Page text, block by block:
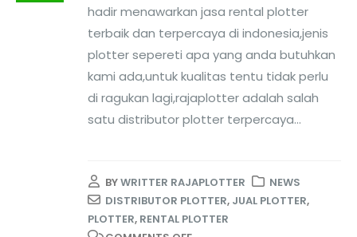
hadir menawarkan jasa rental plotter
terbaik dan terpercaya di indonesia,jenis
plotter sepereti apa yang anda butuhkan
kami ada,untuk kualitas tentu tidak perlu
di ragukan lagi,rajaplotter adalah salah
satu distributor plotter terpercaya...
BYWRITTER RAJAPLOTTER
NEWS
DISTRIBUTOR PLOTTER, JUAL PLOTTER,
PLOTTER, RENTAL PLOTTER